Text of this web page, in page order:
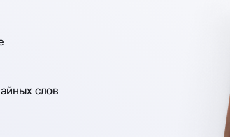
слов